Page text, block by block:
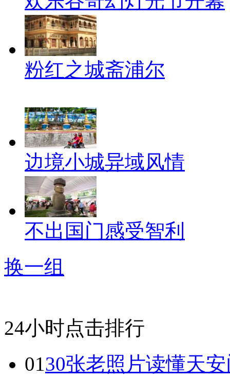
粉红之城斋浦尔
边境小城异域风情
不出国门感受智利
换一组
24小时点击排行
0130张老照片读懂天